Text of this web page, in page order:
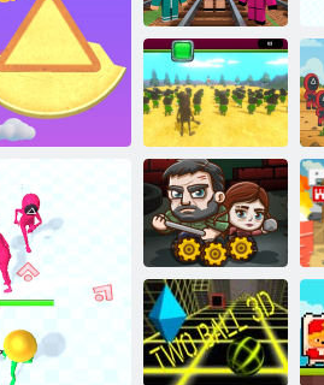
Tintenfischspiel-
Handwerksläufer
Tintenfischspielhandwerk
Sahur
Die letzten
Überlebenden